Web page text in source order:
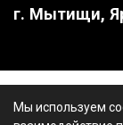
Мы используем
г. Мытищи,